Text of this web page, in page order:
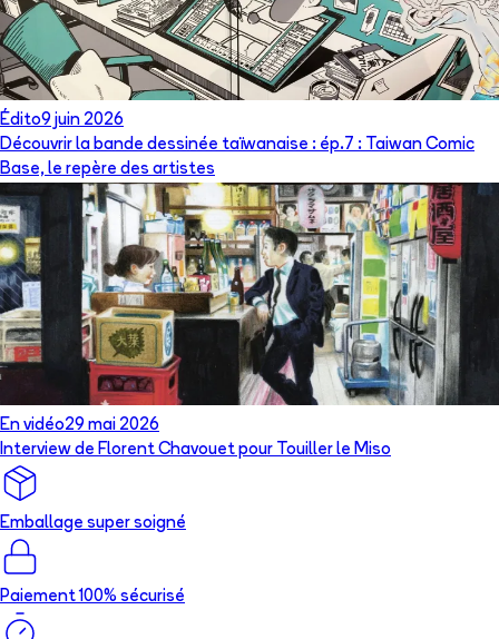
Édito9 juin 2026
Découvrir la bande dessinée taïwanaise : ép.7 : Taiwan Comic
Base, le repère des artistes
En vidéo29 mai 2026
Interview de Florent Chavouet pour Touiller le Miso
Emballage super soigné
Paiement 100% sécurisé